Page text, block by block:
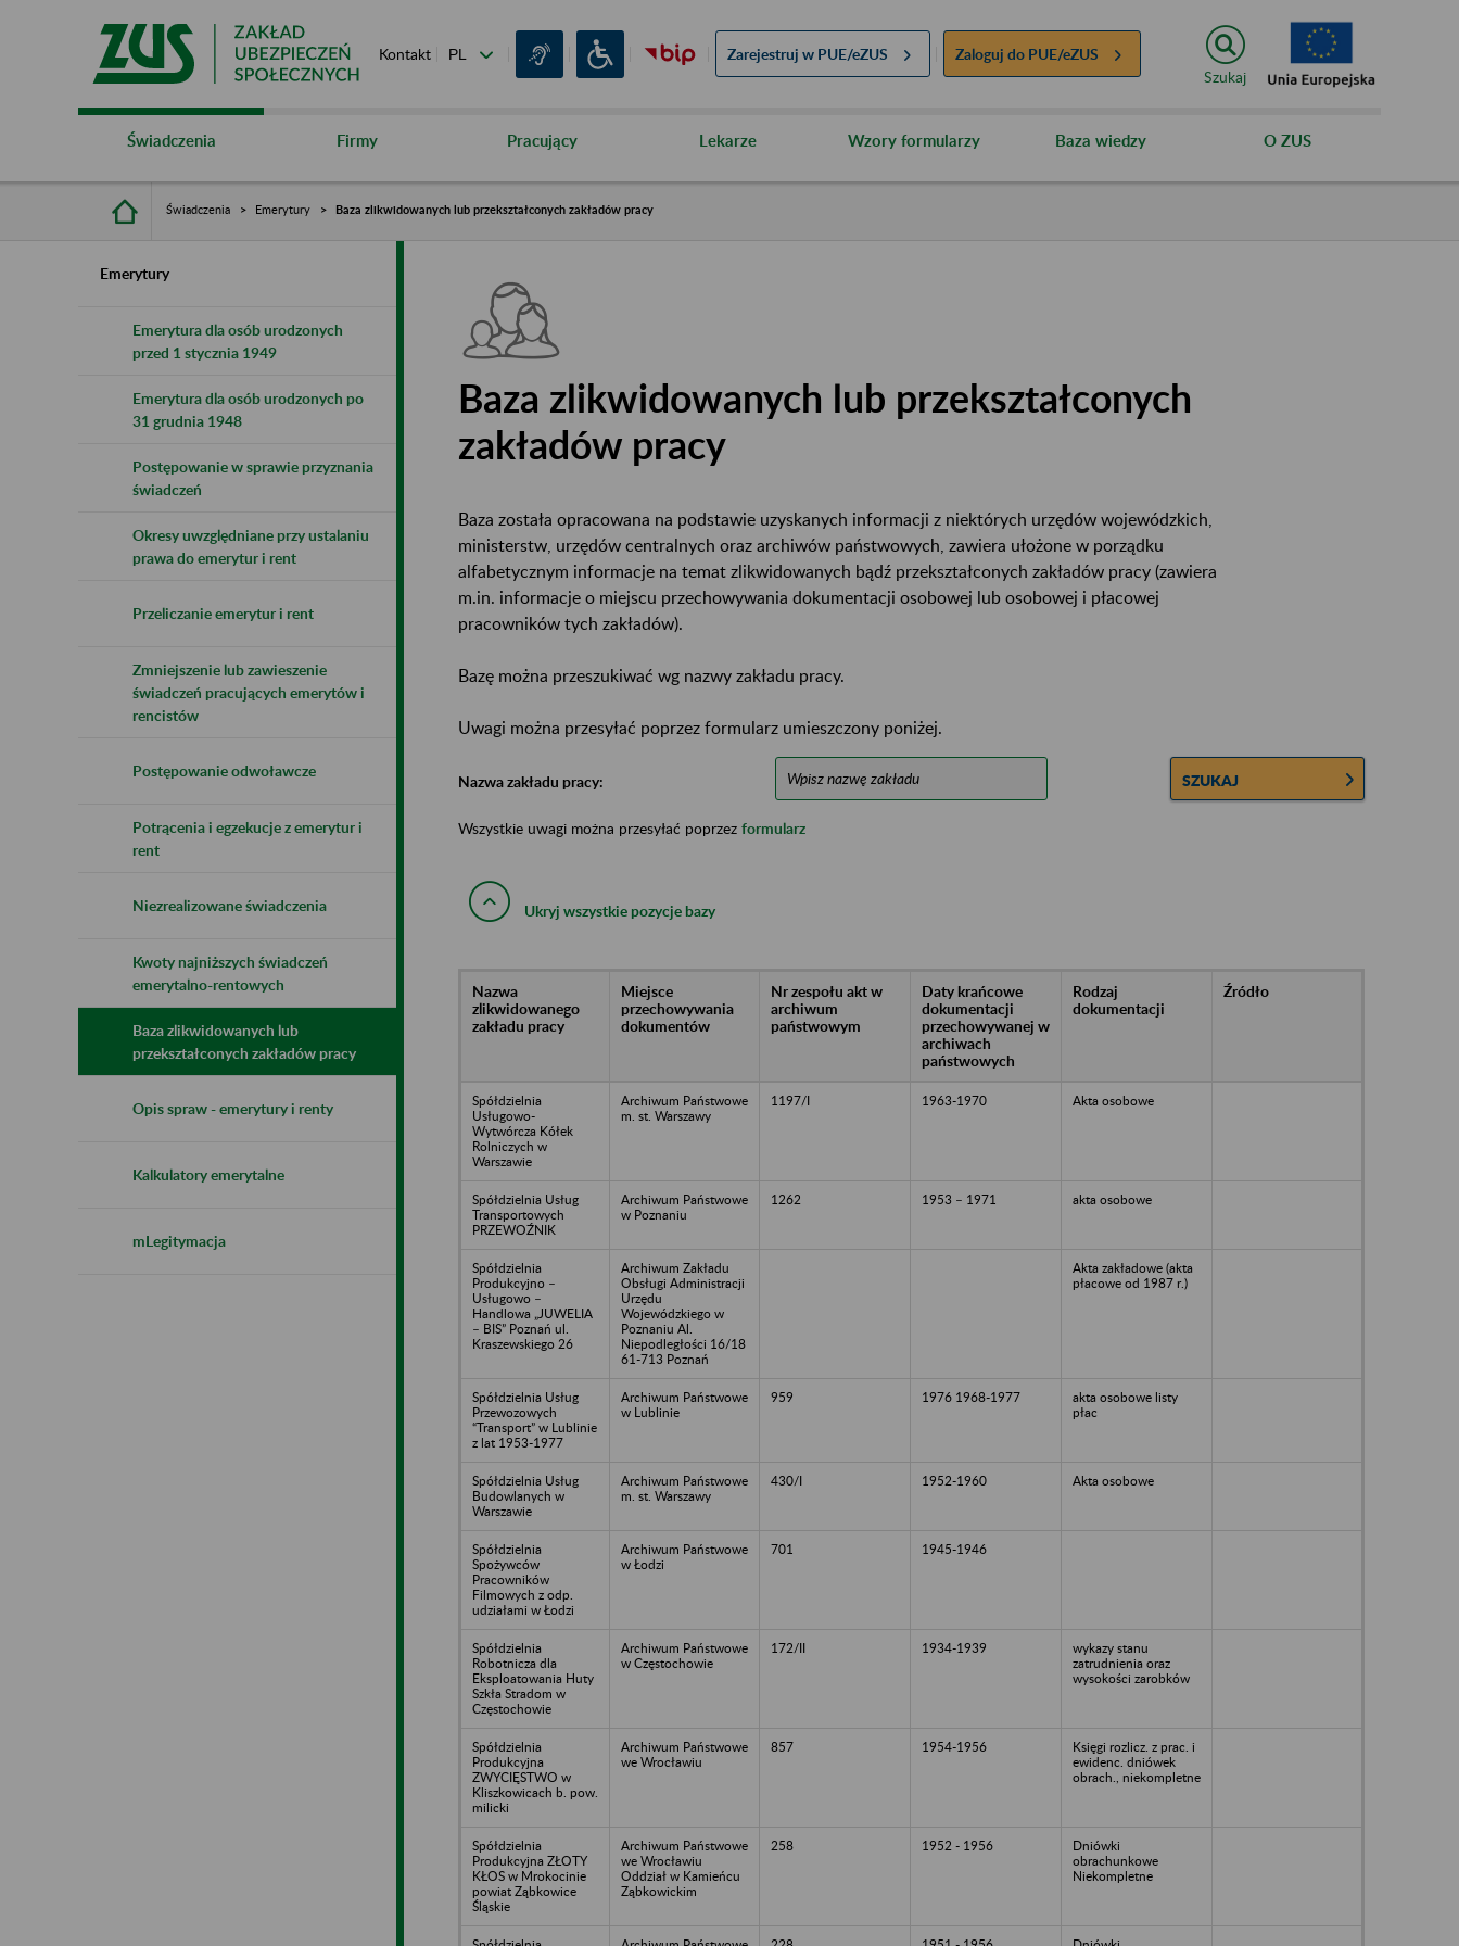
Kontakt Zarejestruj w PUE/eZUS Zaloguj do PUE/eZUS
Szukaj
Świadczenia Firmy Pracujący Lekarze Wzory formularzy Baza wiedzy O ZUS
Świadczenia Emerytury Baza zlikwidowanych lub przekształconych zakładów pracy
Emerytury
Emerytura dla osób urodzonych
przed 1 stycznia 1949
Emerytura dla osób urodzonych po
31 grudnia 1948
Postępowanie w sprawie przyznania
świadczeń
Okresy uwzględniane przy ustalaniu
prawa do emerytur i rent
Przeliczanie emerytur i rent
Zmniejszenie lub zawieszenie
świadczeń pracujących emerytów i
rencistów
Postępowanie odwoławcze
Potrącenia i egzekucje z emerytur i
rent
Niezrealizowane świadczenia
Kwoty najniższych świadczeń
emerytalno-rentowych
Baza zlikwidowanych lub
przekształconych zakładów pracy
Opis spraw - emerytury i renty
Kalkulatory emerytalne
mLegitymacja
Baza zlikwidowanych lub przekształconych
zakładów pracy
Baza została opracowana na podstawie uzyskanych informacji z niektórych urzędów wojewódzkich,
ministerstw, urzędów centralnych oraz archiwów państwowych, zawiera ułożone w porządku
alfabetycznym informacje na temat zlikwidowanych bądź przekształconych zakładów pracy (zawiera
m.in. informacje o miejscu przechowywania dokumentacji osobowej lub osobowej i płacowej
pracowników tych zakładów).
Bazę można przeszukiwać wg nazwy zakładu pracy.
Uwagi można przesyłać poprzez formularz umieszczony poniżej.
Nazwa zakładu pracy: SZUKAJ
Wszystkie uwagi można przesyłać poprzez formularz
Ukryj wszystkie pozycje bazy
Nazwa
zlikwidowanego
zakładu pracy
Miejsce
przechowywania
dokumentów
Nr zespołu akt w
archiwum
państwowym
Daty krańcowe
dokumentacji
przechowywanej w
archiwach
państwowych
Rodzaj
dokumentacji
Źródło
Spółdzielnia
Usługowo-
Wytwórcza Kółek
Rolniczych w
Warszawie
Archiwum Państwowe
m. st. Warszawy
1197/I 1963-1970 Akta osobowe
Spółdzielnia Usług
Transportowych
PRZEWOŹNIK
Archiwum Państwowe
w Poznaniu
1262 1953 – 1971 akta osobowe
Spółdzielnia
Produkcyjno –
Usługowo –
Handlowa „JUWELIA
– BIS” Poznań ul.
Kraszewskiego 26
Archiwum Zakładu
Obsługi Administracji
Urzędu
Wojewódzkiego w
Poznaniu Al.
Niepodległości 16/18
61-713 Poznań
Akta zakładowe (akta
płacowe od 1987 r.)
Spółdzielnia Usług
Przewozowych
“Transport” w Lublinie
z lat 1953-1977
Archiwum Państwowe
w Lublinie
959 1976 1968-1977
akta osobowe listy
płac
Spółdzielnia Usług
Budowlanych w
Warszawie
Archiwum Państwowe
m. st. Warszawy
430/I 1952-1960 Akta osobowe
Spółdzielnia
Spożywców
Pracowników
Filmowych z odp.
udziałami w Łodzi
Archiwum Państwowe
w Łodzi
701 1945-1946
Spółdzielnia
Robotnicza dla
Eksploatowania Huty
Szkła Stradom w
Częstochowie
Archiwum Państwowe
w Częstochowie
172/II 1934-1939
wykazy stanu
zatrudnienia oraz
wysokości zarobków
Spółdzielnia
Produkcyjna
ZWYCIĘSTWO w
Kliszkowicach b. pow.
milicki
Archiwum Państwowe
we Wrocławiu
857 1954-1956
Księgi rozlicz. z prac. i
ewidenc. dniówek
obrach., niekompletne
Spółdzielnia
Produkcyjna ZŁOTY
KŁOS w Mrokocinie
powiat Ząbkowice
Śląskie
Archiwum Państwowe
we Wrocławiu
Oddział w Kamieńcu
Ząbkowickim
258 1952 - 1956
Dniówki
obrachunkowe
Niekompletne